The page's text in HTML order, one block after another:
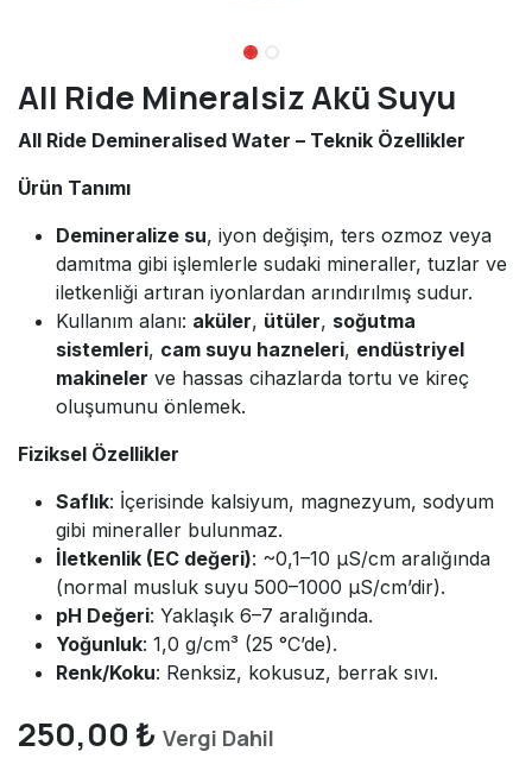
All Ride Mineralsiz Akü Suyu
All Ride Demineralised Water – Teknik Özellikler
Ürün Tanımı
Demineralize su, iyon değişim, ters ozmoz veya
damıtma gibi işlemlerle sudaki mineraller, tuzlar ve
iletkenliği artıran iyonlardan arındırılmış sudur.
Kullanım alanı: aküler, ütüler, soğutma
sistemleri, cam suyu hazneleri, endüstriyel
makineler ve hassas cihazlarda tortu ve kireç
oluşumunu önlemek.
Fiziksel Özellikler
Saflık: İçerisinde kalsiyum, magnezyum, sodyum
gibi mineraller bulunmaz.
İletkenlik (EC değeri): ~0,1–10 µS/cm aralığında
(normal musluk suyu 500–1000 µS/cm’dir).
pH Değeri: Yaklaşık 6–7 aralığında.
Yoğunluk: 1,0 g/cm³ (25 °C’de).
Renk/Koku: Renksiz, kokusuz, berrak sıvı.
250,00 ₺ Vergi Dahil